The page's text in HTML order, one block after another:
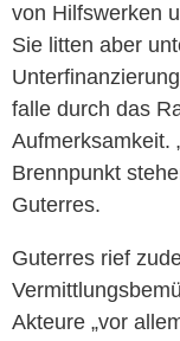
von Hilfswerken
Sie litten aber
falle durch das
Aufmerksamkeit.
Brennpunkt
Guterres.
Guterres rief
Akteure „vor